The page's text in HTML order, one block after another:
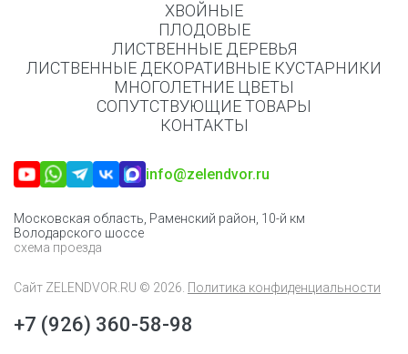
ХВОЙНЫЕ
ПЛОДОВЫЕ
ЛИСТВЕННЫЕ ДЕРЕВЬЯ
ЛИСТВЕННЫЕ ДЕКОРАТИВНЫЕ КУСТАРНИКИ
МНОГОЛЕТНИЕ ЦВЕТЫ
СОПУТСТВУЮЩИЕ ТОВАРЫ
КОНТАКТЫ
info@zelendvor.ru
Московская область, Раменский район, 10-й км
Володарского шоссе
схема проезда
Сайт ZELENDVOR.RU © 2026. Политика конфиденциальности
+7 (926) 360-58-98